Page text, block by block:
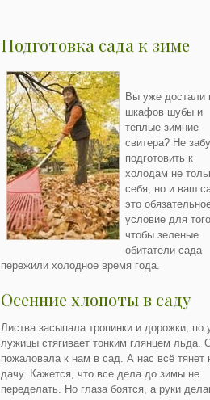
Подготовка сада к зиме
Вы уже достали
шкафов шубы и
теплые зимние
свитера? Не
подготовить к
холодам не
себя, но и ваш
это
условие для
чтобы зеленые
обитатели сада
пережили холодное время года.
Осенние хлопоты в саду
Листва засыпала тропинки и дорожки, по
лужицы стягивает тонким глянцем льда.
пожаловала к нам в сад. А нас всё тянет
дачу. Кажется, что все дела до зимы не
переделать. Но глаза боятся, а руки